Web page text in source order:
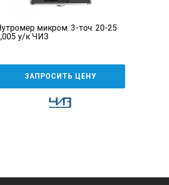
микром. 3-точ. 20-25
у/к ЧИЗ
ЗАПРОСИТЬ ЦЕНУ